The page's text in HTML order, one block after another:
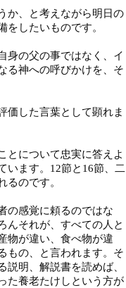
か、と考えながら明日の
したいものです。
身の父の事ではなく、イ
る神への呼びかけを、そ
価した言葉として顕れま
とについて忠実に答えよ
います。12節と16節、二
のです。
の感覚に頼るのではな
んそれが、すべての人と
物が違い、食べ物が違
もの、と言われます。そ
明、解説書を読めば、
た養老たけしという方が